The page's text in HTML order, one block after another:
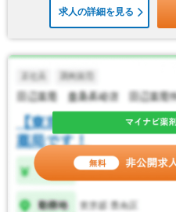
求人の詳細を見る